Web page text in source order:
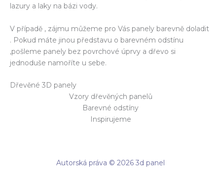
lazury a laky na bázi vody.
V případě , zájmu můžeme pro Vás panely barevně doladit
. Pokud máte jinou představu o barevném odstínu
,pošleme panely bez povrchové úprvy a dřevo si
jednoduše namoříte u sebe.
Dřevěné 3D panely
Vzory dřevěných panelů
Barevné odstíny
Inspirujeme
Autorská práva © 2026 3d panel